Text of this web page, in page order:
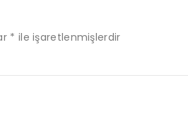
* ile işaretlenmişlerdir